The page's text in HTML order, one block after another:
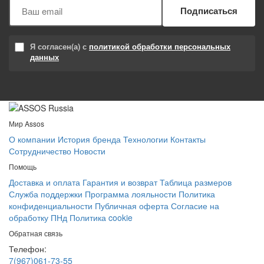
Подписаться
Я согласен(а) с политикой обработки персональных
данных
Мир Assos
О компании История бренда Технологии Контакты
Сотрудничество Новости
Помощь
Доставка и оплата Гарантия и возврат Таблица размеров
Служба поддержки Программа лояльности Политика
конфиденциальности Публичная оферта Согласие на
обработку ПНд Политика cookie
Обратная связь
Телефон:
7(967)061-73-55